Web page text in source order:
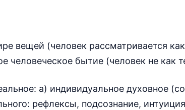
вещей (человек рассматривается
человеческое бытие (человек не как
а) индивидуальное духовное
рефлексы, подсознание,